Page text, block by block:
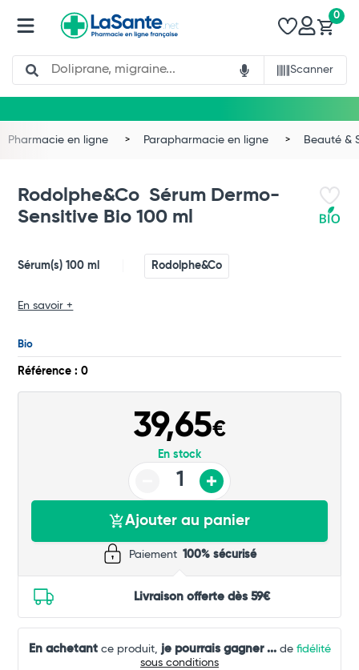
Search
Scanner
0
Total
Pharmacie en ligne Parapharmacie en ligne Beauté &
Rodolphe&Co Sérum Dermo-
Sensitive Bio 100 ml
Sérum(s) 100 ml Rodolphe&Co
En savoir +
Bio
Référence : 0
39,65€
En stock
Ajouter au panier
Paiement 100% sécurisé
Livraison offerte dès 59€
En achetantce produit, je pourrais gagner ...de fidélité
sous conditions